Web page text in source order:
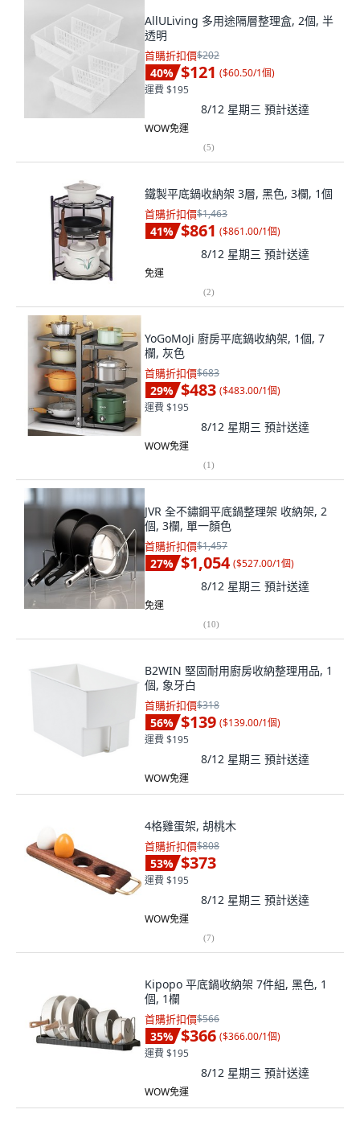
AllULiving 多用途隔層整理盒, 2個, 半
透明
首購折扣價$202
40% $121 ($60.50/1個)
運費 $195
8/12 星期三 預計送達
WOW免運
(5)
鐵製平底鍋收納架 3層, 黑色, 3欄, 1個
首購折扣價$1,463
41% $861 ($861.00/1個)
8/12 星期三 預計送達
免運
(2)
YoGoMoJi 廚房平底鍋收納架, 1個, 7
欄, 灰色
首購折扣價$683
29% $483 ($483.00/1個)
運費 $195
8/12 星期三 預計送達
WOW免運
(1)
JVR 全不鏽鋼平底鍋整理架 收納架, 2
個, 3欄, 單一顏色
首購折扣價$1,457
27% $1,054 ($527.00/1個)
8/12 星期三 預計送達
免運
(10)
B2WIN 堅固耐用廚房收納整理用品, 1
個, 象牙白
首購折扣價$318
56% $139 ($139.00/1個)
運費 $195
8/12 星期三 預計送達
WOW免運
4格雞蛋架, 胡桃木
首購折扣價$808
53% $373
運費 $195
8/12 星期三 預計送達
WOW免運
(7)
Kipopo 平底鍋收納架 7件組, 黑色, 1
個, 1欄
首購折扣價$566
35% $366 ($366.00/1個)
運費 $195
8/12 星期三 預計送達
WOW免運